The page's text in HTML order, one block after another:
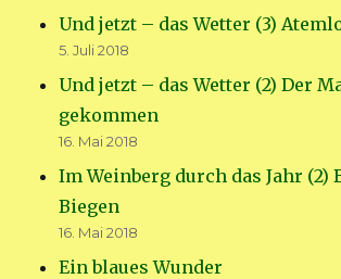
Und jetzt – das Wetter (3)
5. Juli 2018
Und jetzt – das Wetter (2) Der
gekommen
16. Mai 2018
Im Weinberg durch das Jahr (2)
Biegen
16. Mai 2018
Ein blaues Wunder